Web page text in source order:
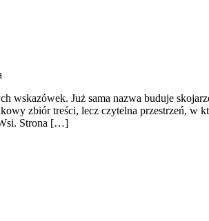
Już sama nazwa buduje
zbiór treści, lecz czytelna przestrzeń, w
Strona […]